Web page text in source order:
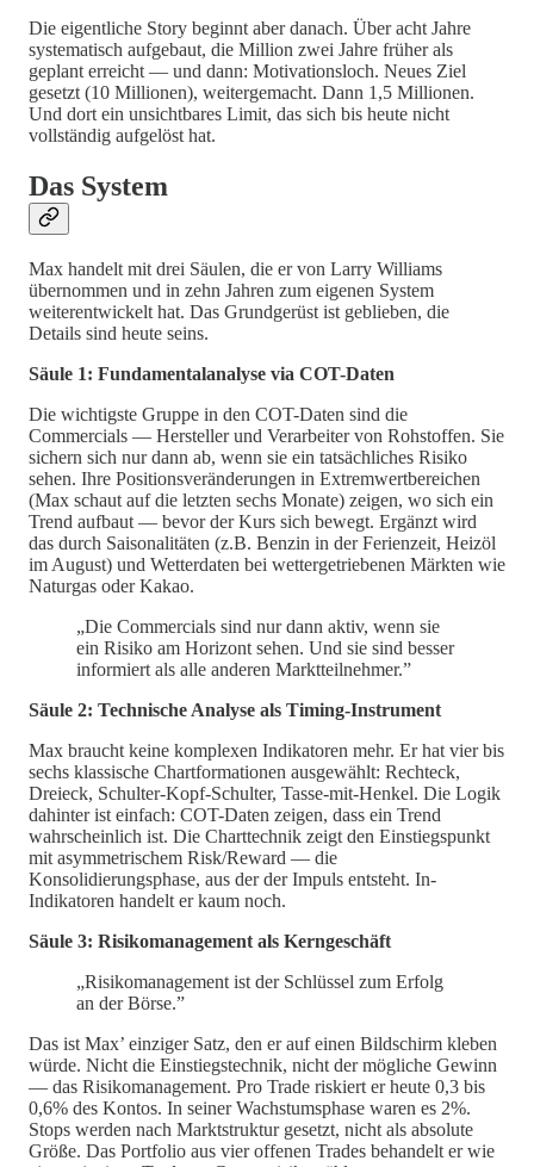
Die eigentliche Story beginnt aber danach. Über acht Jahre
systematisch aufgebaut, die Million zwei Jahre früher als
geplant erreicht — und dann: Motivationsloch. Neues Ziel
gesetzt (10 Millionen), weitergemacht. Dann 1,5 Millionen.
Und dort ein unsichtbares Limit, das sich bis heute nicht
vollständig aufgelöst hat.
Das System
Max handelt mit drei Säulen, die er von Larry Williams
übernommen und in zehn Jahren zum eigenen System
weiterentwickelt hat. Das Grundgerüst ist geblieben, die
Details sind heute seins.
Säule 1: Fundamentalanalyse via COT-Daten
Die wichtigste Gruppe in den COT-Daten sind die
Commercials — Hersteller und Verarbeiter von Rohstoffen. Sie
sichern sich nur dann ab, wenn sie ein tatsächliches Risiko
sehen. Ihre Positionsveränderungen in Extremwertbereichen
(Max schaut auf die letzten sechs Monate) zeigen, wo sich ein
Trend aufbaut — bevor der Kurs sich bewegt. Ergänzt wird
das durch Saisonalitäten (z.B. Benzin in der Ferienzeit, Heizöl
im August) und Wetterdaten bei wettergetriebenen Märkten wie
Naturgas oder Kakao.
„Die Commercials sind nur dann aktiv, wenn sie
ein Risiko am Horizont sehen. Und sie sind besser
informiert als alle anderen Marktteilnehmer.”
Säule 2: Technische Analyse als Timing-Instrument
Max braucht keine komplexen Indikatoren mehr. Er hat vier bis
sechs klassische Chartformationen ausgewählt: Rechteck,
Dreieck, Schulter-Kopf-Schulter, Tasse-mit-Henkel. Die Logik
dahinter ist einfach: COT-Daten zeigen, dass ein Trend
wahrscheinlich ist. Die Charttechnik zeigt den Einstiegspunkt
mit asymmetrischem Risk/Reward — die
Konsolidierungsphase, aus der der Impuls entsteht. In-
Indikatoren handelt er kaum noch.
Säule 3: Risikomanagement als Kerngeschäft
„Risikomanagement ist der Schlüssel zum Erfolg
an der Börse.”
Das ist Max’ einziger Satz, den er auf einen Bildschirm kleben
würde. Nicht die Einstiegstechnik, nicht der mögliche Gewinn
— das Risikomanagement. Pro Trade riskiert er heute 0,3 bis
0,6% des Kontos. In seiner Wachstumsphase waren es 2%.
Stops werden nach Marktstruktur gesetzt, nicht als absolute
Größe. Das Portfolio aus vier offenen Trades behandelt er wie